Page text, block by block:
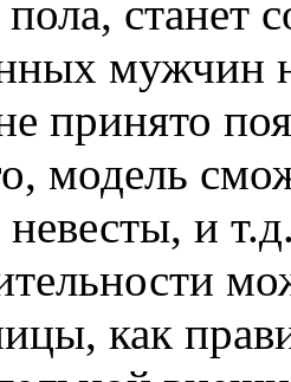
станет
мужчин
принято
модель
и
как